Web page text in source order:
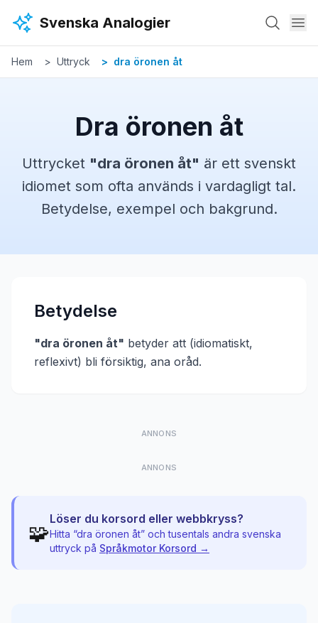
Svenska Analogier
Hem Uttryck dra öronen åt
Dra öronen åt
Uttrycket "dra öronen åt" är ett svenskt
idiomet som ofta används i vardagligt tal.
Betydelse, exempel och bakgrund.
Betydelse
"dra öronen åt" betyder att (idiomatiskt,
reflexivt) bli försiktig, ana oråd.
ANNONS
ANNONS
🧩
Löser du korsord eller webbkryss?
Hitta “dra öronen åt” och tusentals andra svenska
uttryck på Språkmotor Korsord →